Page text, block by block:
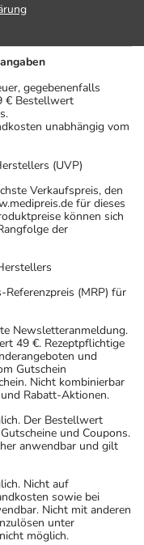
gegebenenfalls
€ Bestellwert
unabhängig vom
(UVP)
Verkaufspreis, den
für dieses
können sich
der
(MRP) für
Newsletteranmeldung.
49 €. Rezeptpflichtige
und
Gutschein
Nicht kombinierbar
Rabatt-Aktionen.
Der Bestellwert
und Coupons.
anwendbar und gilt
Nicht auf
sowie bei
Nicht mit anderen
unter
möglich.